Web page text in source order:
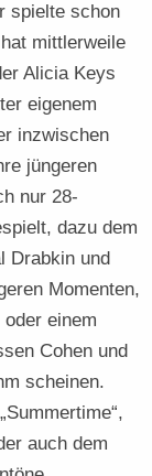
spielte schon
mittlerweile
Alicia Keys
eigenem
inzwischen
jüngeren
nur 28-
dazu dem
Drabkin und
Momenten,
einem
Cohen und
scheinen.
auch dem